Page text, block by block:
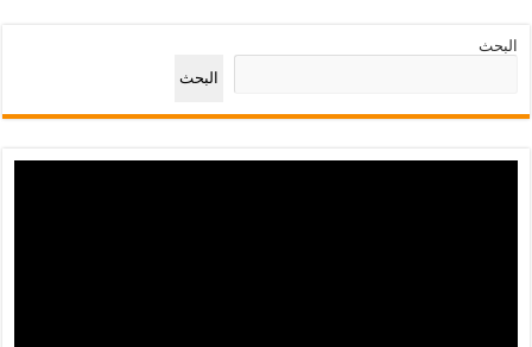
البحث
البحث